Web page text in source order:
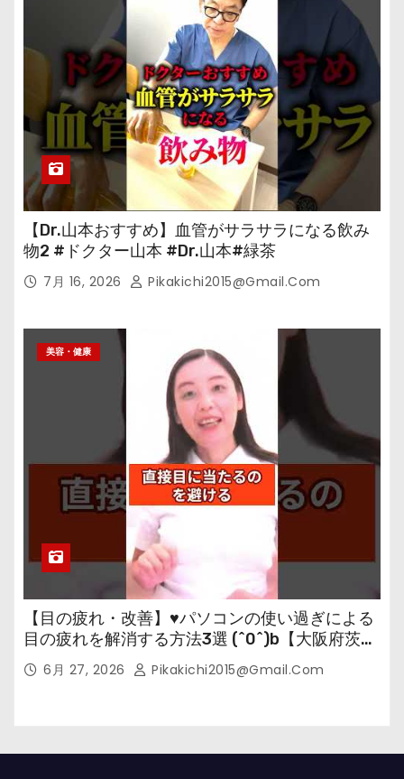
【Dr.山本おすすめ】血管がサラサラになる飲み
物2 #ドクター山本 #Dr.山本#緑茶
7月 16, 2026 Pikakichi2015@gmail.com
美容・健康
【目の疲れ・改善】♥パソコンの使い過ぎによる
目の疲れを解消する方法3選 (^0^)b【大阪府茨木
市の女性・美容鍼灸・整体師が教えます。】
6月 27, 2026 Pikakichi2015@gmail.com